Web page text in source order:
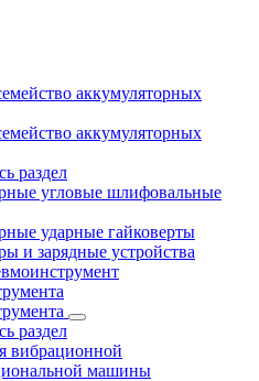
аккумуляторных
аккумуляторных
раздел
угловые шлифовальные
ударные гайковерты
и зарядные устройства
раздел
вибрационной
машины